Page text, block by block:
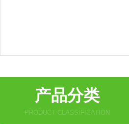
产品分类
PRODUCT CLASSIFICATION